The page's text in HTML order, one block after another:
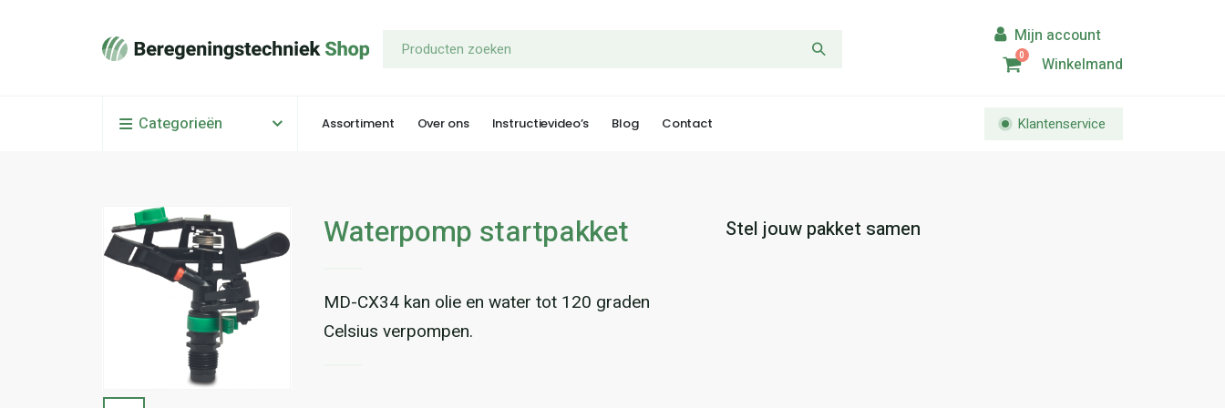
0 Winkelmand
Categorieën Assortiment Over ons Instructievideo’s Blog Contact Klantenservice
Waterpomp startpakket
MD-CX34 kan olie en water tot 120 graden
Celsius verpompen.